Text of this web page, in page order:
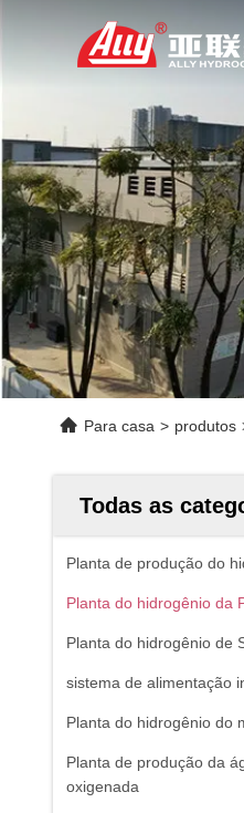
Para casa > produtos
Todas as
Planta de produção do
Planta do hidrogênio da
Planta do hidrogênio de
sistema de alimentação
Planta do hidrogênio do
Planta de produção da
oxigenada